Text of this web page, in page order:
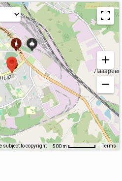
subject to copyright 500 m Terms